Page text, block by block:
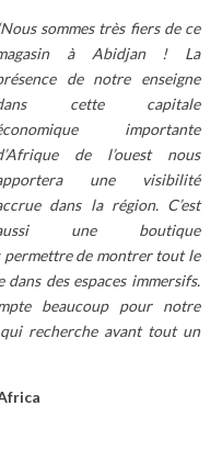
sommes très fiers de ce
à Abidjan ! La
de notre enseigne
cette capitale
importante
de l’ouest nous
une visibilité
dans la région. C’est
une boutique
de montrer tout le
dans des espaces immersifs.
beaucoup pour notre
recherche avant tout un